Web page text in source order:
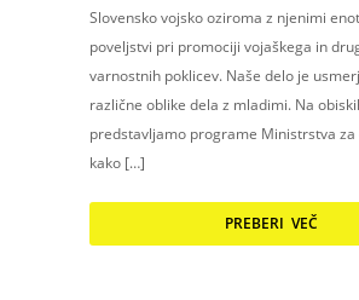
Slovensko vojsko oziroma z njenimi
poveljstvi pri promociji vojaškega in
varnostnih poklicev. Naše delo je
različne oblike dela z mladimi. Na
predstavljamo programe Ministrstva za
kako […]
PREBERI VEČ